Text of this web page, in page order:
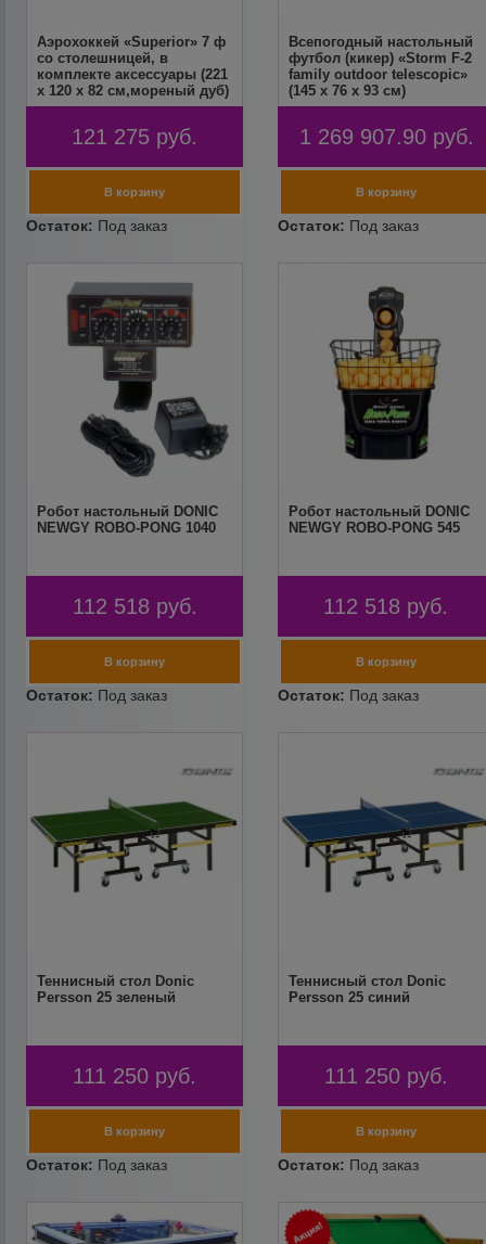
Аэрохоккей «Superior» 7 ф
со столешницей, в
комплекте аксессуары (221
x 120 x 82 см,мореный дуб)
121 275 руб.
Всепогодный настольный
футбол (кикер) «Storm F-2
family outdoor telescopic»
(145 x 76 x 93 см)
1 269 907.90 руб.
Робот настольный DONIC
NEWGY ROBO-PONG 1040
112 518 руб.
Робот настольный DONIC
NEWGY ROBO-PONG 545
112 518 руб.
Теннисный стол Donic
Persson 25 зеленый
111 250 руб.
Теннисный стол Donic
Persson 25 синий
111 250 руб.